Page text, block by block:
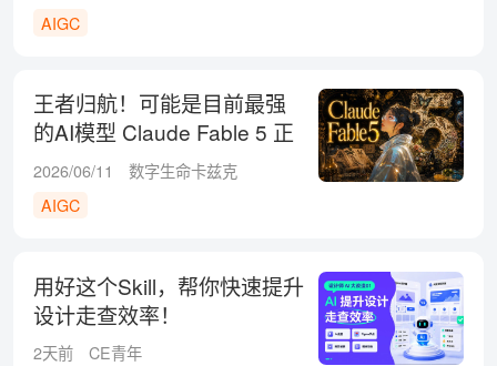
AIGC
王者归航！可能是目前最强
的AI模型 Claude Fable 5 正
式发布！
2026/06/11
数字生命卡兹克
AIGC
用好这个Skill，帮你快速提升
设计走查效率！
2天前
CE青年